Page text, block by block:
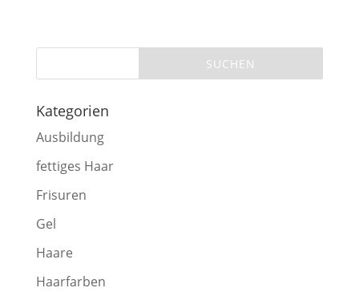
Kategorien
Ausbildung
fettiges Haar
Frisuren
Gel
Haare
Haarfarben